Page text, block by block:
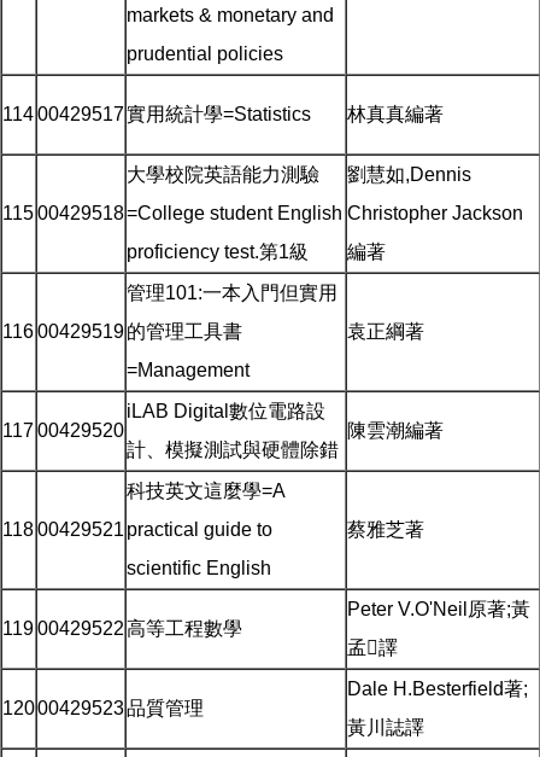
markets & monetary and
prudential policies
11400429517實用統計學=Statistics 林真真編著
11500429518
大學校院英語能力測驗
=College student English
proficiency test.第1級
劉慧如,Dennis
Christopher Jackson
編著
11600429519
管理101:一本入門但實用
的管理工具書
=Management
袁正綱著
11700429520
iLAB Digital數位電路設
計、模擬測試與硬體除錯
陳雲潮編著
11800429521
科技英文這麼學=A
practical guide to
scientific English
蔡雅芝著
11900429522高等工程數學
Peter V.O'Neil原著;黃
孟譯
12000429523品質管理
Dale H.Besterfield著;
黃川誌譯